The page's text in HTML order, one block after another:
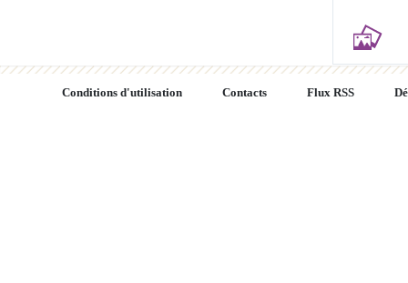
Conditions d'utilisation Contacts Flux RSS